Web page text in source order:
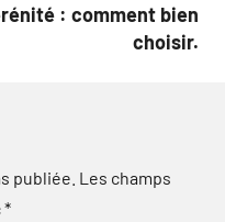
: comment bien
choisir.
publiée. Les champs
*